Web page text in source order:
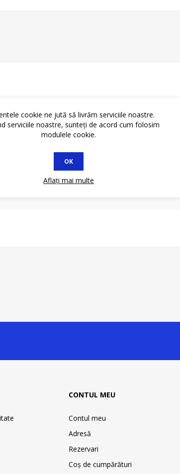
CONTUL MEU
Contul meu
Adresă
Rezervari
Coş de cumpărături
cookie ne jută să livrăm serviciile noastre.
serviciile noastre, sunteți de acord cum folosim
modulele cookie.
OK
Aflați mai multe